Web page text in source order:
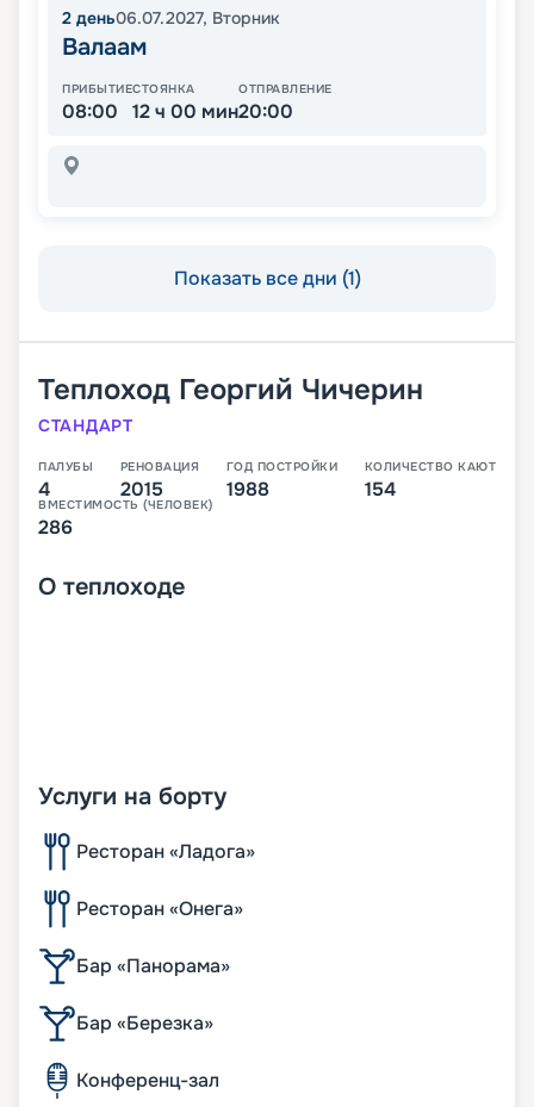
2 день06.07.2027, Вторник
Валаам
ПРИБЫТИЕ
08:00
СТОЯНКА
12 ч 00 мин
ОТПРАВЛЕНИЕ
20:00
Показать все дни (1)
Теплоход Георгий Чичерин
СТАНДАРТ
ПАЛУБЫ
4
РЕНОВАЦИЯ
2015
ГОД ПОСТРОЙКИ
1988
КОЛИЧЕСТВО КАЮТ
154
ВМЕСТИМОСТЬ (ЧЕЛОВЕК)
286
О теплоходе
Услуги на борту
Ресторан «Ладога»
Ресторан «Онега»
Бар «Панорама»
Бар «Березка»
Конференц-зал